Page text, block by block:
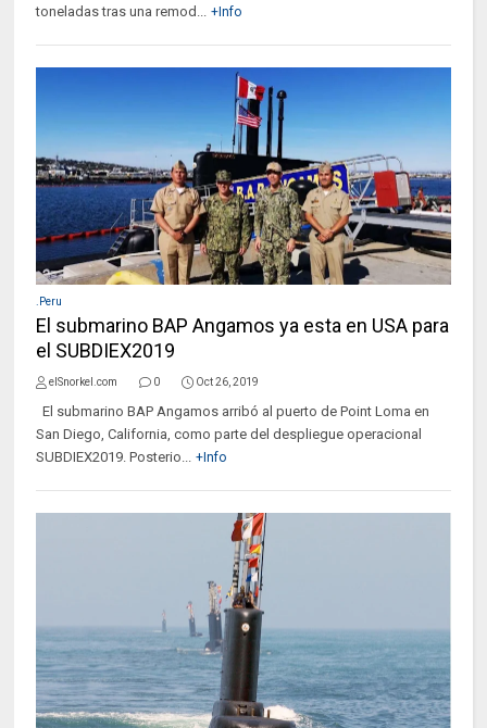
toneladas tras una remod... +Info
.Peru
El submarino BAP Angamos ya esta en USA para
el SUBDIEX2019
elSnorkel.com 0 Oct 26, 2019
El submarino BAP Angamos arribó al puerto de Point Loma en
San Diego, California, como parte del despliegue operacional
SUBDIEX2019. Posterio... +Info